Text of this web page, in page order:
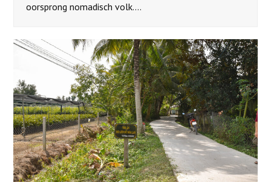
oorsprong nomadisch volk.…